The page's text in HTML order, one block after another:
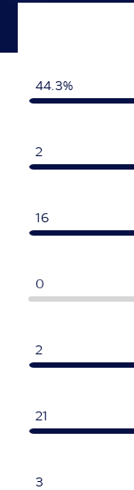
44.3%
2
16
0
2
21
3